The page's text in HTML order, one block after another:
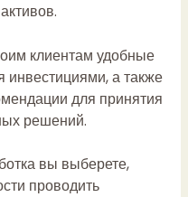
клиентам удобные
инвестициями, а также
для принятия
решений.
вы выберете,
проводить